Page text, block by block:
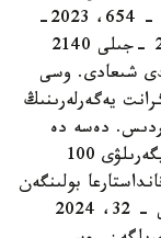
ءبولىندى. وسى كۆوتا بويىنشا 2022 -جىلى – 654، 2023-
جىلى – 801، 2024-جىلى – 1604، 2025 -جىلى 2140
شىعادى. وسى
يەگەرلەرىنىڭ
دەسە دە
ءالى كۇنگە قانداستارعا بولىنگەن گرانتتىڭ يگەرىلۋى 100
بولىنگەن
گرانتتىڭ 2022-جىلى – 29، 2023 -جىلى – 32، 2024